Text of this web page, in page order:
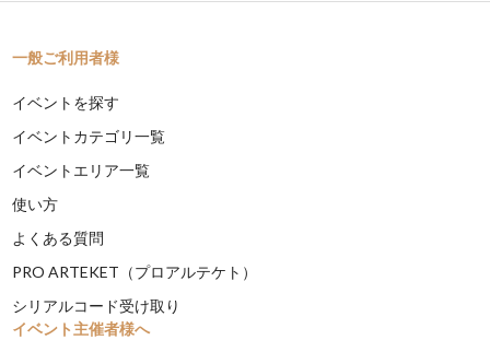
一般ご利用者様
イベントを探す
イベントカテゴリ一覧
イベントエリア一覧
使い方
よくある質問
PRO ARTEKET（プロアルテケト）
シリアルコード受け取り
イベント主催者様へ